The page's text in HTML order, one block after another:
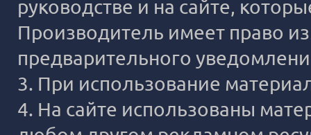
руководстве и на сайте,
Производитель имеет право
предварительного
3. При использование
4. На сайте использованы